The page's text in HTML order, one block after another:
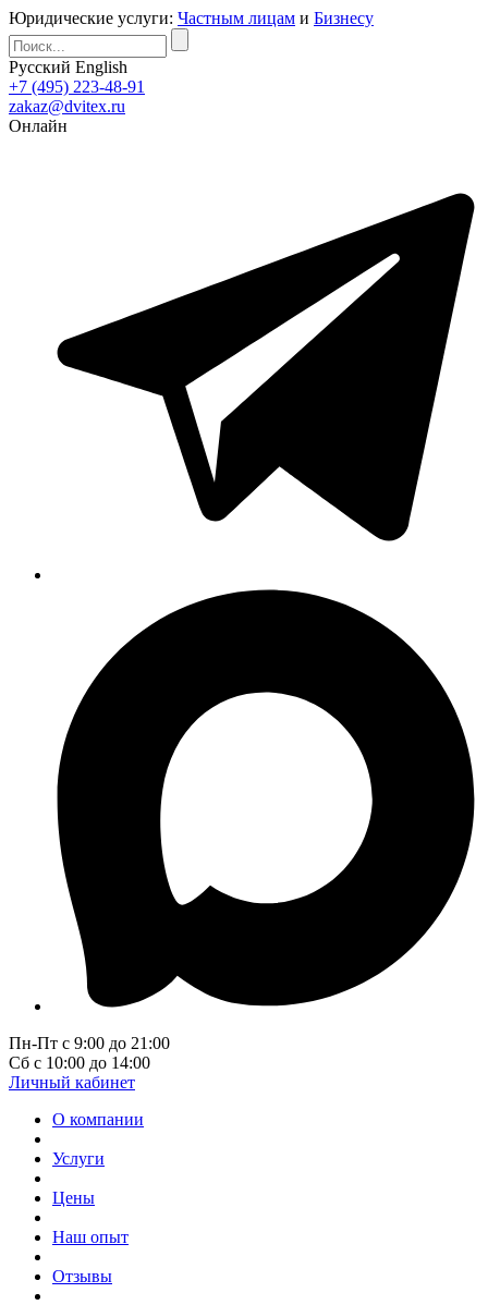
Юридические услуги: Частным лицам и Бизнесу
Русский English
+7 (495) 223-48-91
zakaz@dvitex.ru
Онлайн
Пн-Пт с 9:00 до 21:00
Сб с 10:00 до 14:00
Личный кабинет
О компании
Услуги
Цены
Наш опыт
Отзывы